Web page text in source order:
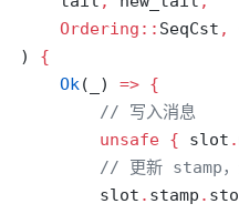
Ordering:: SeqCst ,
)
{
Ok(_) => {
// 写入消息
unsafe { slot .
// 更新 stamp，
slot
. stamp .